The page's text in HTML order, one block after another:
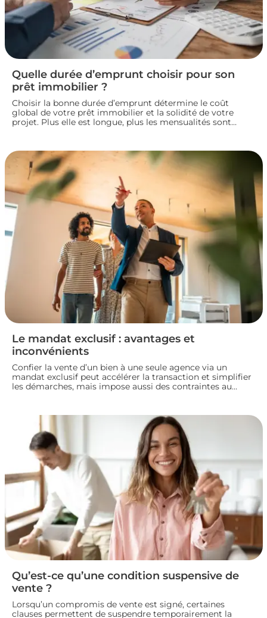
Quelle durée d’emprunt choisir pour son
prêt immobilier ?
Choisir la bonne durée d’emprunt détermine le coût
global de votre prêt immobilier et la solidité de votre
projet. Plus elle est longue, plus les mensualités sont
confortables. Voici comment trouver la durée idéale pour
votre situation financière.
Le mandat exclusif : avantages et
inconvénients
Confier la vente d’un bien à une seule agence via un
mandat exclusif peut accélérer la transaction et simplifier
les démarches, mais impose aussi des contraintes au
votre mode de vente immobilière.
Qu’est-ce qu’une condition suspensive de
vente ?
Lorsqu’un compromis de vente est signé, certaines
clauses permettent de suspendre temporairement la